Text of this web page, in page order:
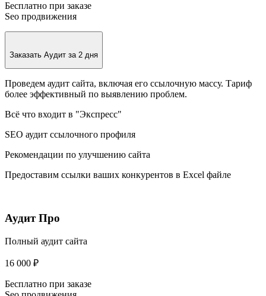
Бесплатно при заказе
Seo продвижения
Заказать Аудит за 2 дня
Проведем аудит сайта, включая его ссылочную массу. Тариф
более эффективный по выявлению проблем.
Всё что входит в "Экспресс"
SEO аудит ссылочного профиля
Рекомендации по улучшению сайта
Предоставим ссылки ваших конкурентов в Excel файле
Аудит Про
Полный аудит сайта
16 000 ₽
Бесплатно при заказе